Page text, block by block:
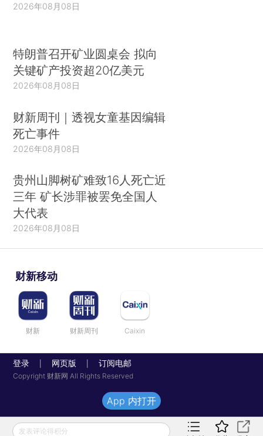
2026年08月08日
特朗普召开矿业圆桌会 拟向
关键矿产投资超20亿美元
2026年08月08日
财新周刊｜透视女童基因编辑
死亡事件
2026年08月08日
贵州山脚树矿难致16人死亡近
三年 矿长涉罪被罢免全国人
大代表
2026年08月08日
财新移动
财新 财新周刊 Caixin
登录 网页版 订阅电邮
Copyright 财新网 All Rights Reserved
发表评论得积分
App 内打开